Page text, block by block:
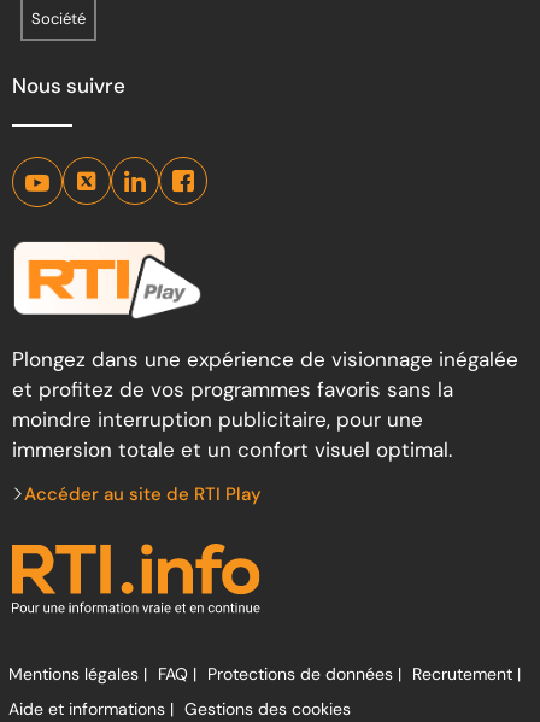
Société
Nous suivre
Plongez dans une expérience de visionnage inégalée
et profitez de vos programmes favoris sans la
moindre interruption publicitaire, pour une
immersion totale et un confort visuel optimal.
Accéder au site de RTI Play
Mentions légales | FAQ | Protections de données | Recrutement |
Aide et informations | Gestions des cookies